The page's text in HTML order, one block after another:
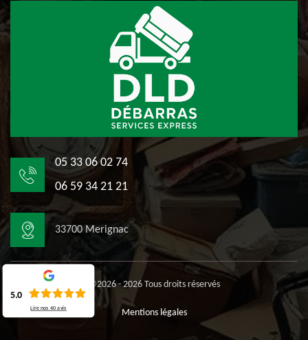
05 33 06 02 74
06 59 34 21 21
33700 Merignac
©2026 - 2026 Tous droits réservés
Mentions légales
5.0
Lire nos40 avis